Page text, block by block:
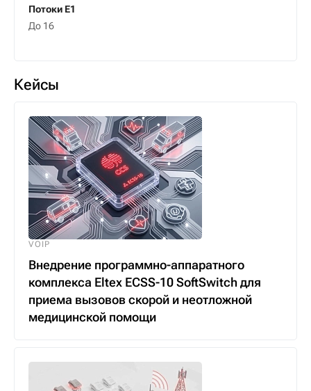
Потоки E1
До 16
Кейсы
VOIP
Внедрение программно-аппаратного
комплекса Eltex ECSS-10 SoftSwitch для
приема вызовов скорой и неотложной
медицинской помощи